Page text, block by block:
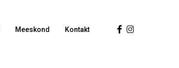
Meeskond Kontakt Facebook
Instagram